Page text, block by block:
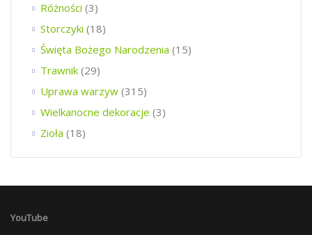
Różności (3)
Storczyki (18)
Święta Bożego Narodzenia (15)
Trawnik (29)
Uprawa warzyw (315)
Wielkanocne dekoracje (3)
Zioła (18)
YouTube